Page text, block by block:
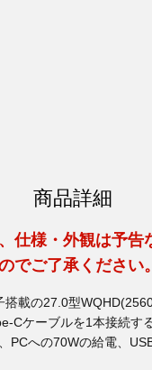
商品詳細
仕様・外観は予告
でご了承ください。
載の27.0型
Cケーブルを1本接続す
PCへの70Wの給電、